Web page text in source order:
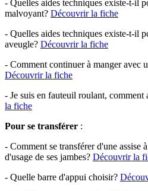
- Quelles aides techniques existe-t-il
malvoyant? Découvrir la fiche
- Quelles aides techniques existe-t-il
aveugle? Découvrir la fiche
- Comment continuer à manger avec
Découvrir la fiche
- Je suis en fauteuil roulant, comment
la fiche
Pour se transférer :
- Comment se transférer d'une assise
d'usage de ses jambes? Découvrir la
- Quelle barre d'appui choisir?